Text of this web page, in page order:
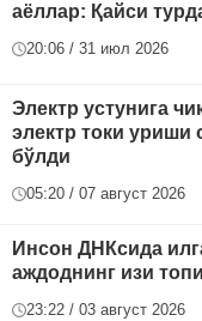
аёллар: Қайси
20:06 / 31 июл 2026
Электр устунига
электр токи уриши
бўлди
05:20 / 07 август 2026
Инсон ДНКсида
аждоднинг изи
23:22 / 03 август 2026